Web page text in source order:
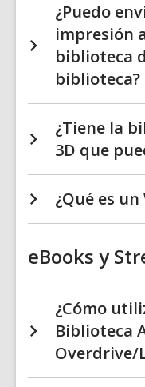
¿Puedo
impresión
biblioteca
biblioteca?
¿Tiene la
3D que
¿Qué es
eBooks y
¿Cómo
Biblioteca
Overdrive/